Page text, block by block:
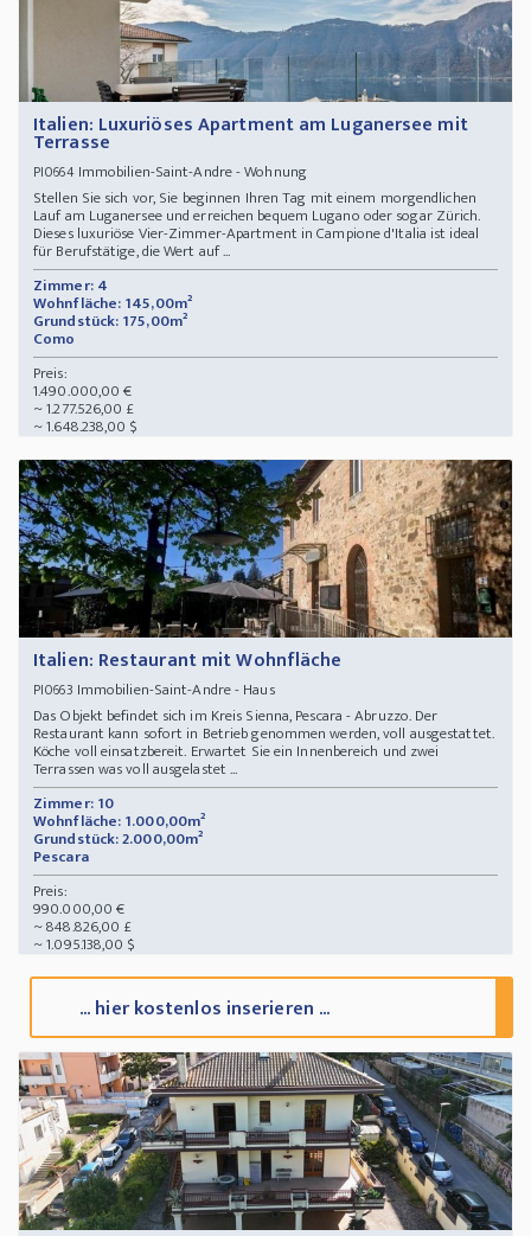
Italien: Luxuriöses Apartment am Luganersee mit
Terrasse
PI0664Immobilien-Saint-Andre - Wohnung
Stellen Sie sich vor, Sie beginnen Ihren Tag mit einem morgendlichen
Lauf am Luganersee und erreichen bequem Lugano oder sogar Zürich.
Dieses luxuriöse Vier-Zimmer-Apartment in Campione d'Italia ist ideal
für Berufstätige, die Wert auf ...
Zimmer: 4
Wohnfläche: 145,00m²
Grundstück: 175,00m²
Como
Preis:
1.490.000,00 €
~ 1.277.526,00 £
~ 1.648.238,00 $
Italien: Restaurant mit Wohnfläche
PI0663 Immobilien-Saint-Andre - Haus
Das Objekt befindet sich im Kreis Sienna, Pescara - Abruzzo. Der
Restaurant kann sofort in Betrieb genommen werden, voll ausgestattet.
Köche voll einsatzbereit. Erwartet Sie ein Innenbereich und zwei
Terrassen was voll ausgelastet ...
Zimmer: 10
Wohnfläche: 1.000,00m²
Grundstück: 2.000,00m²
Pescara
Preis:
990.000,00 €
~ 848.826,00 £
~ 1.095.138,00 $
... hier kostenlos inserieren ...